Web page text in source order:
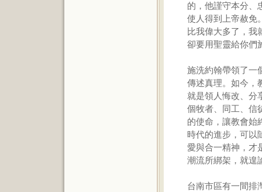
的，他謹守本分、
使人得到上帝赦免
比我偉大多了，我
卻要用聖靈給你們
施洗約翰帶領了一
傳述真理。如今，
就是領人悔改、分
個牧者、同工、信
的使命，讓教會始
時代的進步，可以
愛與合一精神，才
潮流所綁架，就遑
台南市區有一間排